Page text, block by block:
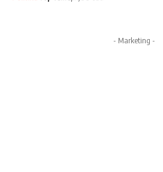
- Marketing -